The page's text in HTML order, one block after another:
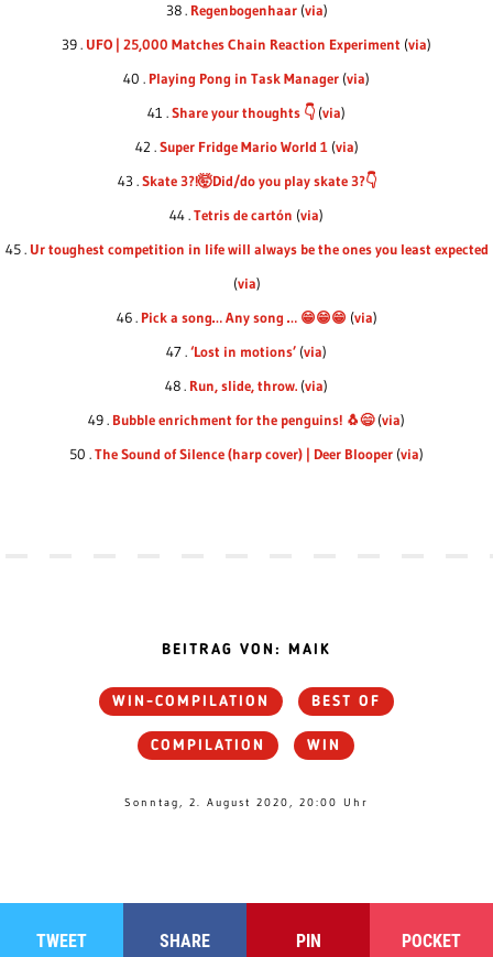
38 . Regenbogenhaar (via)
39 . UFO | 25,000 Matches Chain Reaction Experiment (via)
40 . Playing Pong in Task Manager (via)
41 .Share your thoughts 👇 (via)
42 .Super Fridge Mario World 1 (via)
43 .Skate 3?!🤯Did/do you play skate 3?👇
44 .Tetris de cartón (via)
45 . Ur toughest competition in life will always be the ones you least expected
(via)
46 . Pick a song… Any song … 😁😁😁 (via)
47 .‘Lost in motions’ (via)
48 . Run, slide, throw. (via)
49 . Bubble enrichment for the penguins! 🐧😄(via)
50 .The Sound of Silence (harp cover) | Deer Blooper (via)
BEITRAG VON: MAIK
WIN-COMPILATION BEST OF
COMPILATION WIN
Sonntag, 2. August 2020, 20:00 Uhr
TWEET SHARE PIN POCKET